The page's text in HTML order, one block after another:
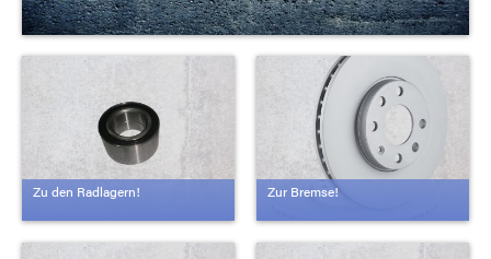
Zu den Radlagern! Zur Bremse!